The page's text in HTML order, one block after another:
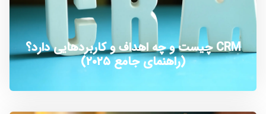
CRM چیست و چه اهداف و کاربردهایی دارد؟
(راهنمای جامع ۲۰۲۵)